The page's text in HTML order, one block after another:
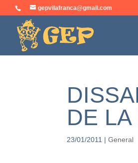
gepvilafranca@gmail.com
DE LA
23/01/2011 |General